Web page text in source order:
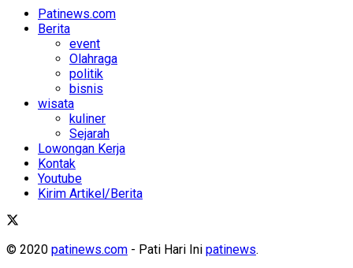
Patinews.com
Berita
event
Olahraga
politik
bisnis
wisata
kuliner
Sejarah
Lowongan Kerja
Kontak
Youtube
Kirim Artikel/Berita
© 2020 patinews.com - Pati Hari Ini patinews.